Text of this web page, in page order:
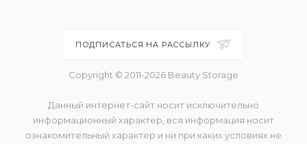
ПОДПИСАТЬСЯ НА РАССЫЛКУ
Copyright © 2011-2026 Beauty Storage
Данный интернет-сайт носит исключительно
информационный характер, вся информация носит
ознакомительный характер и ни при каких условиях не